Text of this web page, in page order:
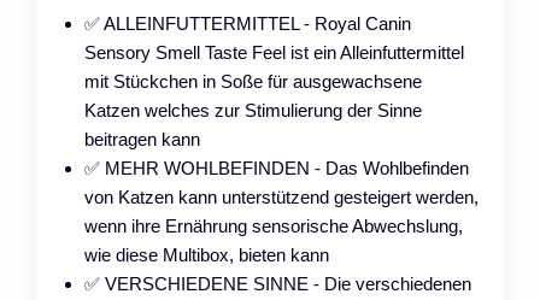
✅ ALLEINFUTTERMITTEL - Royal Canin
Sensory Smell Taste Feel ist ein Alleinfuttermittel
mit Stückchen in Soße für ausgewachsene
Katzen welches zur Stimulierung der Sinne
beitragen kann
✅ MEHR WOHLBEFINDEN - Das Wohlbefinden
von Katzen kann unterstützend gesteigert werden,
wenn ihre Ernährung sensorische Abwechslung,
wie diese Multibox, bieten kann
✅ VERSCHIEDENE SINNE - Die verschiedenen